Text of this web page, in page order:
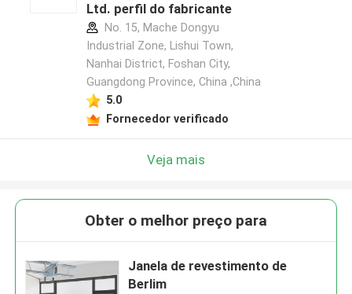
Ltd. perfil do fabricante
No. 15, Mache Dongyu
Industrial Zone, Lishui Town,
Nanhai District, Foshan City,
Guangdong Province, China ,China
5.0
Fornecedor verificado
Veja mais
Obter o melhor preço para
Janela de revestimento de
Berlim